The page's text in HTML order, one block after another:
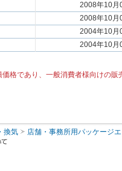
2008年10月
2008年10月
2004年10月
2004年10月
格であり、一般消費者様向けの販
換気 店舗・事務所用パッケージ